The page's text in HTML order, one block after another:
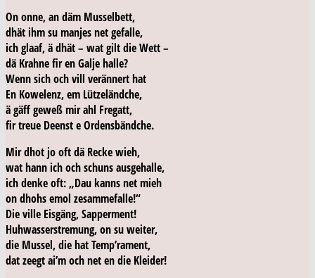
On onne, an däm Musselbett,
dhät ihm su manjes net gefalle,
ich glaaf, ä dhät – wat gilt die Wett –
dä Krahne fir en Galje halle?
Wenn sich och vill verännert hat
En Kowelenz, em Lützeländche,
ä gäff geweß mir ahl Fregatt,
fir treue Deenst e Ordensbändche.
Mir dhot jo oft dä Recke wieh,
wat hann ich och schuns ausgehalle,
ich denke oft: „Dau kanns net mieh
on dhohs emol zesammefalle!“
Die ville Eisgäng, Sapperment!
Huhwasserstremung, on su weiter,
die Mussel, die hat Temp’rament,
dat zeegt ai’m och net en die Kleider!